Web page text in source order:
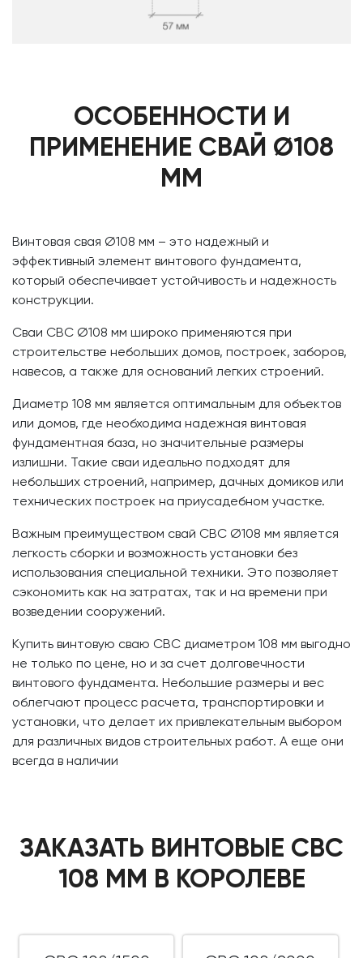
ОСОБЕННОСТИ И
ПРИМЕНЕНИЕ СВАЙ Ø108
ММ
Винтовая свая Ø108 мм – это надежный и
эффективный элемент винтового фундамента,
который обеспечивает устойчивость и надежность
конструкции.
Сваи СВС Ø108 мм широко применяются при
строительстве небольших домов, построек, заборов,
навесов, а также для оснований легких строений.
Диаметр 108 мм является оптимальным для объектов
или домов, где необходима надежная винтовая
фундаментная база, но значительные размеры
излишни. Такие сваи идеально подходят для
небольших строений, например, дачных домиков или
технических построек на приусадебном участке.
Важным преимуществом свай СВС Ø108 мм является
легкость сборки и возможность установки без
использования специальной техники. Это позволяет
сэкономить как на затратах, так и на времени при
возведении сооружений.
Купить винтовую сваю СВС диаметром 108 мм выгодно
не только по цене, но и за счет долговечности
винтового фундамента. Небольшие размеры и вес
облегчают процесс расчета, транспортировки и
установки, что делает их привлекательным выбором
для различных видов строительных работ. А еще они
всегда в наличии
ЗАКАЗАТЬ ВИНТОВЫЕ СВС
108 ММ В КОРОЛЕВЕ